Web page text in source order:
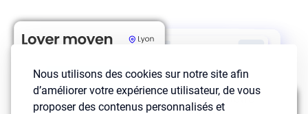
Nous utilisons des cookies sur notre site afin
d’améliorer votre expérience utilisateur, de vous
proposer des contenus personnalisés et